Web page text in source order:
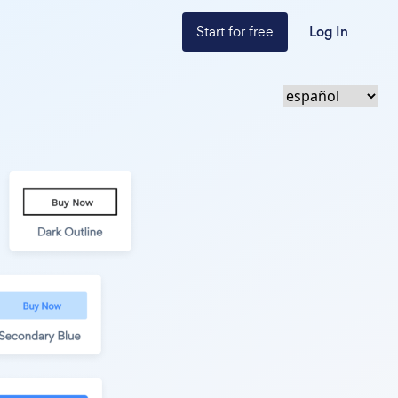
Start for free Log In